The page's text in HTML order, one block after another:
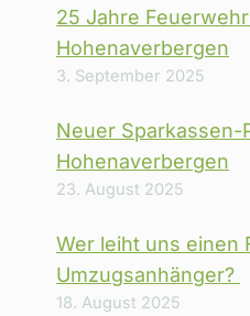
25 Jahre
Hohenaverbergen
3. September 2025
Neuer Sparkassen-
Hohenaverbergen
23. August 2025
Wer leiht uns einen
Umzugsanhänger?
18. August 2025